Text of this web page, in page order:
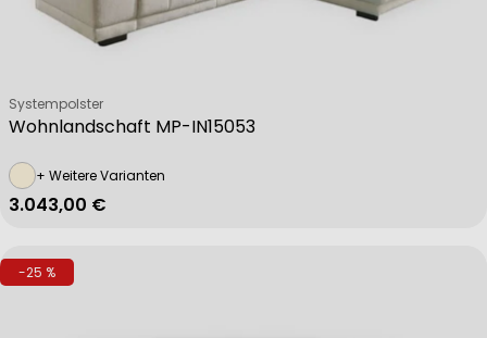
Wohnlandschaft MP-IN15053
Verkäufer:
Systempolster
+ Weitere Varianten
Regulärer Preis
3.043,00 €
-25 %